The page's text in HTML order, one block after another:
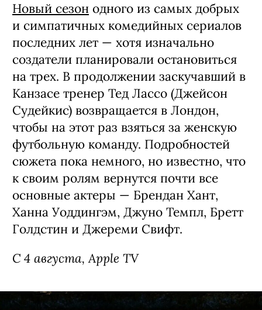
Новый сезон одного из самых добрых
и симпатичных комедийных сериалов
последних лет — хотя изначально
создатели планировали остановиться
на трех. В продолжении заскучавший в
Канзасе тренер Тед Лассо (Джейсон
Судейкис) возвращается в Лондон,
чтобы на этот раз взяться за женскую
футбольную команду. Подробностей
сюжета пока немного, но известно, что
к своим ролям вернутся почти все
основные актеры — Брендан Хант,
Ханна Уоддингэм, Джуно Темпл, Бретт
Голдстин и Джереми Свифт.
С 4 августа, Apple TV